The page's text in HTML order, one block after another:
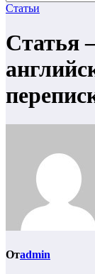
Статьи
Статья
Отadmin